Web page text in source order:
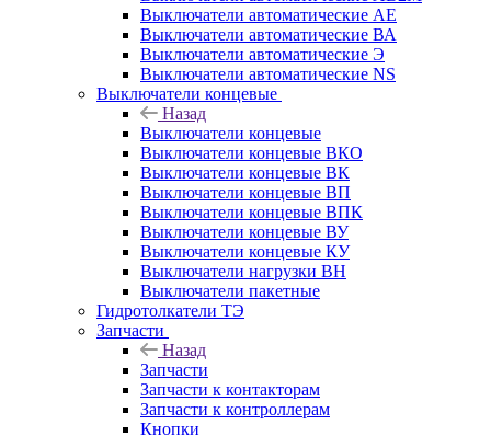
Выключатели автоматические АЕ
Выключатели автоматические ВА
Выключатели автоматические Э
Выключатели автоматические NS
Выключатели концевые
Назад
Выключатели концевые
Выключатели концевые ВКО
Выключатели концевые ВК
Выключатели концевые ВП
Выключатели концевые ВПК
Выключатели концевые ВУ
Выключатели концевые КУ
Выключатели нагрузки ВН
Выключатели пакетные
Гидротолкатели ТЭ
Запчасти
Назад
Запчасти
Запчасти к контакторам
Запчасти к контроллерам
Кнопки